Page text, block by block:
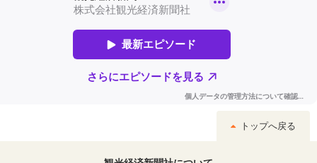
トップへ戻る